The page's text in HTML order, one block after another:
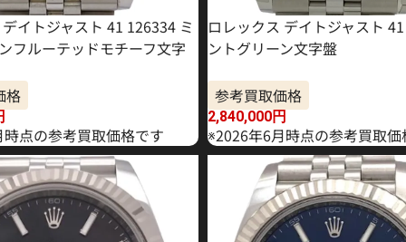
イトジャスト 41 126334 ミ
フルーテッドモチーフ文字
格
点の参考買取価格です
ロレックス デイトジャスト
ントグリーン文字盤
参考買取価格
2,840,000円
※2026年6月時点の参考買取価